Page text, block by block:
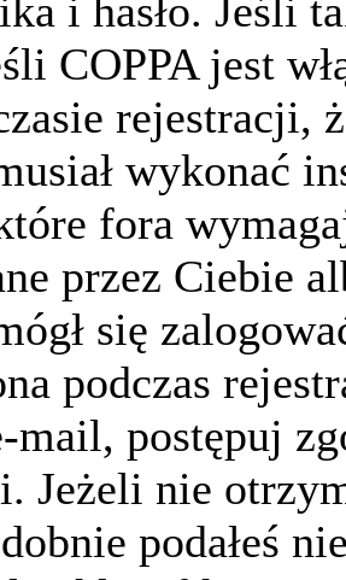
i hasło. Jeśli
COPPA jest
rejestracji,
wykonać
fora
przez Ciebie
się
podczas
mail, postępuj
Jeżeli nie
podałeś